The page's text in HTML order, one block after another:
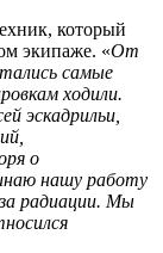
который
экипаже. «От
самые
ходили.
эскадрильи,
о
нашу работу
радиации. Мы